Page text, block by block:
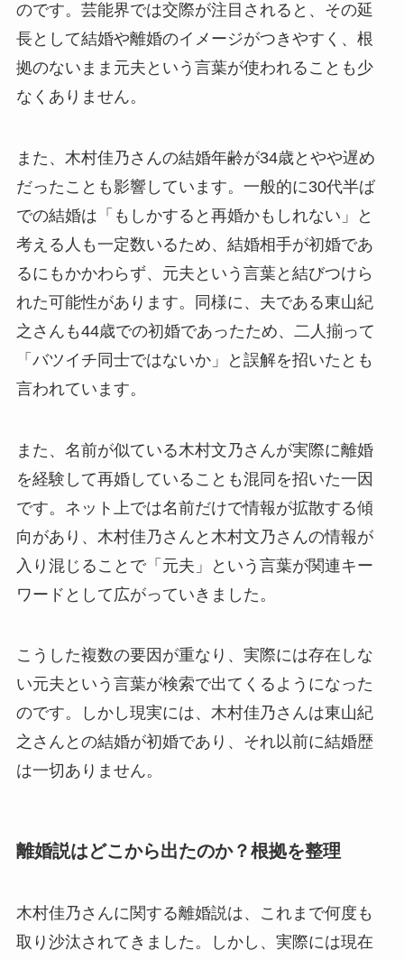
のです。芸能界では交際が注目されると、その延
長として結婚や離婚のイメージがつきやすく、根
拠のないまま元夫という言葉が使われることも少
なくありません。
また、木村佳乃さんの結婚年齢が34歳とやや遅め
だったことも影響しています。一般的に30代半ば
での結婚は「もしかすると再婚かもしれない」と
考える人も一定数いるため、結婚相手が初婚であ
るにもかかわらず、元夫という言葉と結びつけら
れた可能性があります。同様に、夫である東山紀
之さんも44歳での初婚であったため、二人揃って
「バツイチ同士ではないか」と誤解を招いたとも
言われています。
また、名前が似ている木村文乃さんが実際に離婚
を経験して再婚していることも混同を招いた一因
です。ネット上では名前だけで情報が拡散する傾
向があり、木村佳乃さんと木村文乃さんの情報が
入り混じることで「元夫」という言葉が関連キー
ワードとして広がっていきました。
こうした複数の要因が重なり、実際には存在しな
い元夫という言葉が検索で出てくるようになった
のです。しかし現実には、木村佳乃さんは東山紀
之さんとの結婚が初婚であり、それ以前に結婚歴
は一切ありません。
離婚説はどこから出たのか？根拠を整理
木村佳乃さんに関する離婚説は、これまで何度も
取り沙汰されてきました。しかし、実際には現在